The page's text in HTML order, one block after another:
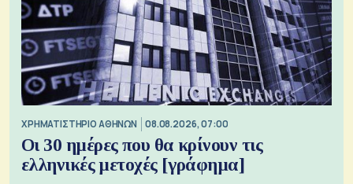
XΡΗΜΑΤΙΣΤΗΡΙΟ ΑΘΗΝΩΝ 08.08.2026, 07:00
Οι 30 ημέρες που θα κρίνουν τις
ελληνικές μετοχές [γράφημα]